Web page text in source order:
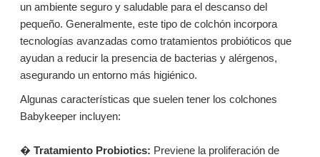
un ambiente seguro y saludable para el descanso del
pequeño. Generalmente, este tipo de colchón incorpora
tecnologías avanzadas como tratamientos probióticos que
ayudan a reducir la presencia de bacterias y alérgenos,
asegurando un entorno más higiénico.
Algunas características que suelen tener los colchones
Babykeeper incluyen:
� Tratamiento Probiotics: Previene la proliferación de